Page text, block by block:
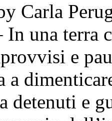
Carla
una terra
e
a
detenuti e